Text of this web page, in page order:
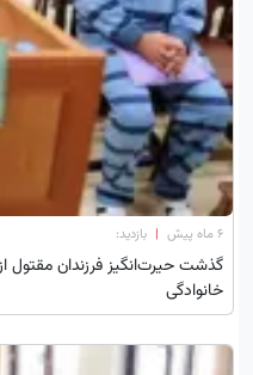
۶ ماه پیش | بازدید:
گذشت حیرت‌انگیز فرزندان مقتول
خانوادگی